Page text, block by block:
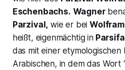
Eschenbachs. Wagner
Parzival, wie er bei
heißt, eigenmächtig in
das mit einer
Arabischen, in dem das Wort